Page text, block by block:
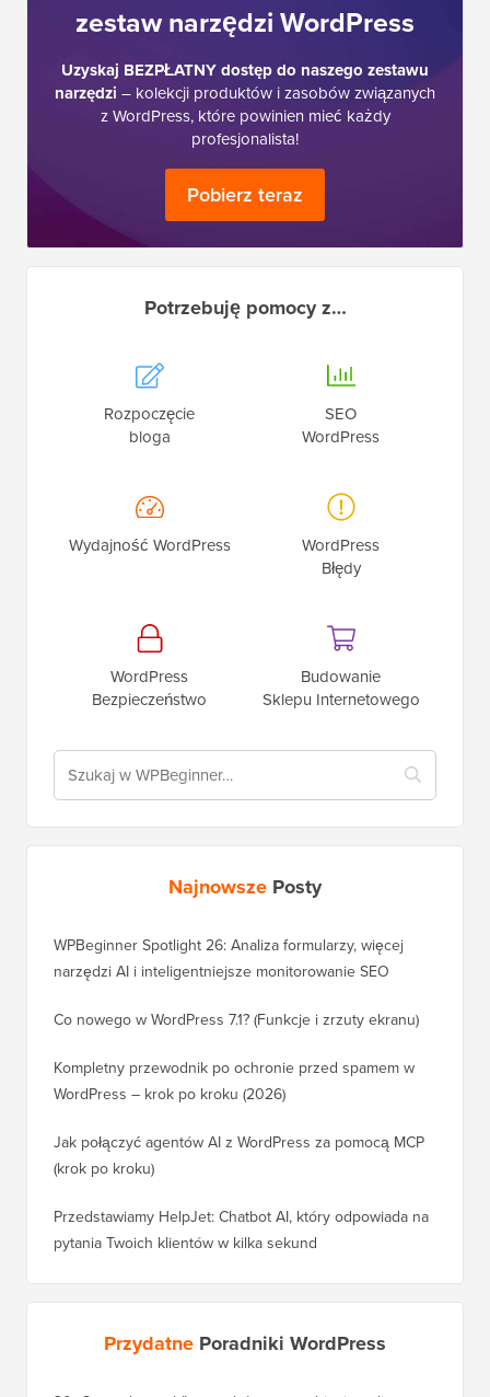
zestaw narzędzi WordPress
Uzyskaj BEZPŁATNY dostęp do naszego zestawu
narzędzi – kolekcji produktów i zasobów związanych
z WordPress, które powinien mieć każdy
profesjonalista!
Pobierz teraz
Potrzebuję pomocy z…
Rozpoczęcie
bloga
SEO
WordPress
Wydajność WordPress
WordPress
Błędy
WordPress
Bezpieczeństwo
Budowanie
Sklepu Internetowego
Najnowsze Posty
WPBeginner Spotlight 26: Analiza formularzy, więcej
narzędzi AI i inteligentniejsze monitorowanie SEO
Co nowego w WordPress 7.1? (Funkcje i zrzuty ekranu)
Kompletny przewodnik po ochronie przed spamem w
WordPress – krok po kroku (2026)
Jak połączyć agentów AI z WordPress za pomocą MCP
(krok po kroku)
Przedstawiamy HelpJet: Chatbot AI, który odpowiada na
pytania Twoich klientów w kilka sekund
Przydatne Poradniki WordPress